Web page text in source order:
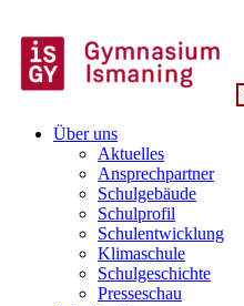
to
content
Gymnasium Ismaning
Über uns
Aktuelles
Ansprechpartner
Schulgebäude
Schulprofil
Schulentwicklung
Klimaschule
Schulgeschichte
Presseschau